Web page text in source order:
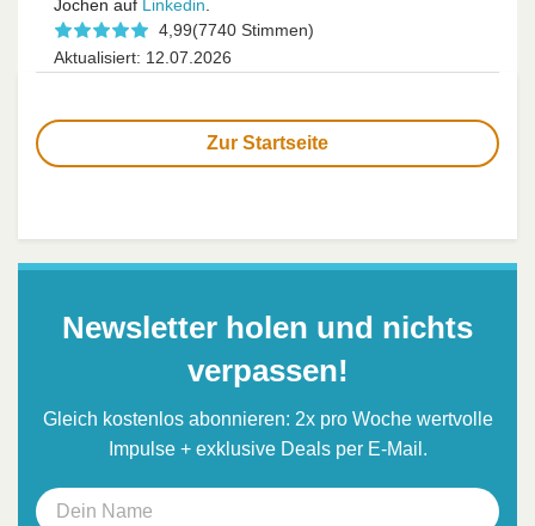
Jochen auf Linkedin
4,99(7740 Stimmen)
Aktualisiert: 12.07.2026
Zur Startseite
Newsletter holen und nichts
verpassen!
Gleich kostenlos abonnieren: 2x pro Woche wertvolle
Impulse + exklusive Deals per E-Mail.